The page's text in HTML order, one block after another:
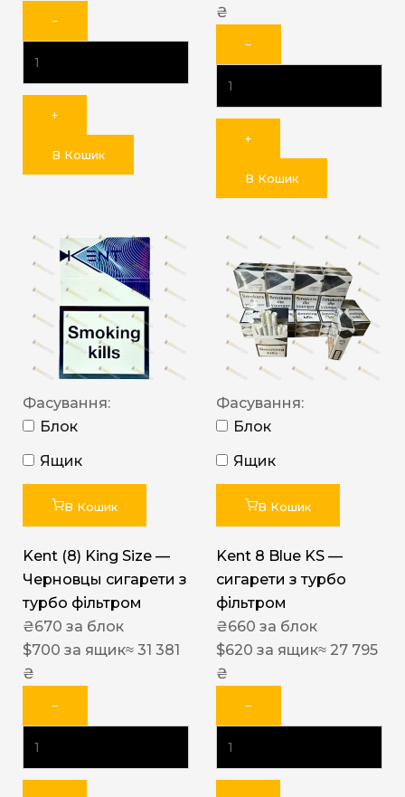
−
+
В Кошик
₴
−
+
В Кошик
Фасування:
Блок
Ящик
В Кошик
Kent (8) King Size —
Черновцы сигарети з
турбо фільтром
₴670 за блок
$700 за ящик≈ 31 381
₴
−
Фасування:
Блок
Ящик
В Кошик
Kent 8 Blue KS —
сигарети з турбо
фільтром
₴660 за блок
$620 за ящик≈ 27 795
₴
−